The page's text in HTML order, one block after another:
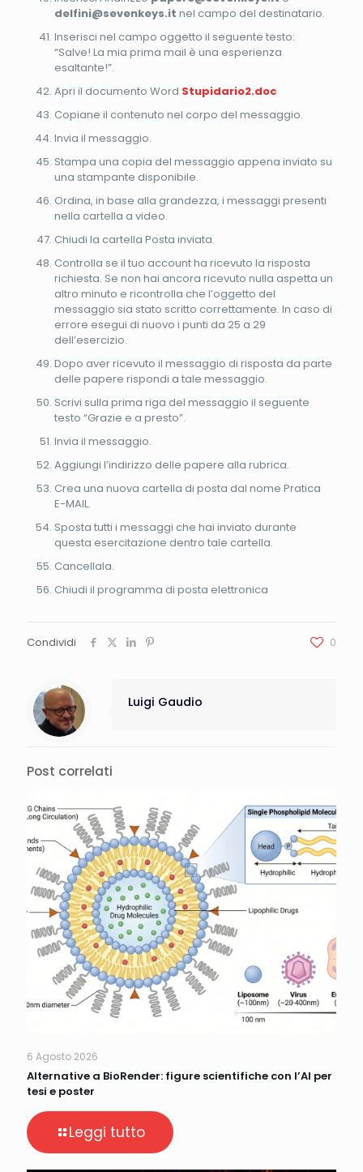
delfini@sevenkeys.it nel campo del destinatario.
Inserisci nel campo oggetto il seguente testo:
“Salve! La mia prima mail è una esperienza
esaltante!”.
Apri il documento Word Stupidario2.doc
Copiane il contenuto nel corpo del messaggio.
Invia il messaggio.
Stampa una copia del messaggio appena inviato su
una stampante disponibile.
Ordina, in base alla grandezza, i messaggi presenti
nella cartella a video.
Chiudi la cartella Posta inviata.
Controlla se il tuo account ha ricevuto la risposta
richiesta. Se non hai ancora ricevuto nulla aspetta un
altro minuto e ricontrolla che l’oggetto del
messaggio sia stato scritto correttamente. In caso di
errore esegui di nuovo i punti da 25 a 29
dell’esercizio.
Dopo aver ricevuto il messaggio di risposta da parte
delle papere rispondi a tale messaggio.
Scrivi sulla prima riga del messaggio il seguente
testo “Grazie e a presto”.
Invia il messaggio.
Aggiungi l’indirizzo delle papere alla rubrica.
Crea una nuova cartella di posta dal nome Pratica
E-MAIL.
Sposta tutti i messaggi che hai inviato durante
questa esercitazione dentro tale cartella.
Cancellala.
Chiudi il programma di posta elettronica
Condividi 0
Luigi Gaudio
Post correlati
6 Agosto 2026
Alternative a BioRender: figure scientifiche con l’AI per
tesi e poster
Leggi tutto